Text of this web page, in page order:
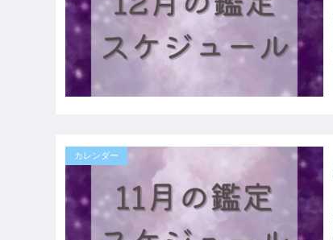
カレンダー